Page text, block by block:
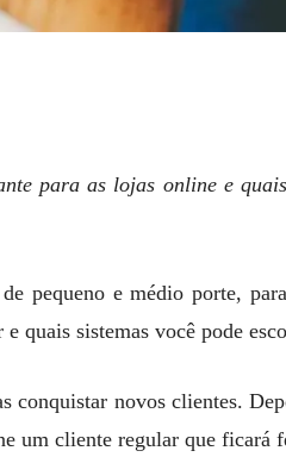
para as lojas online e
pequeno e médio porte,
quais sistemas você pode
conquistar novos clientes.
um cliente regular que ficará